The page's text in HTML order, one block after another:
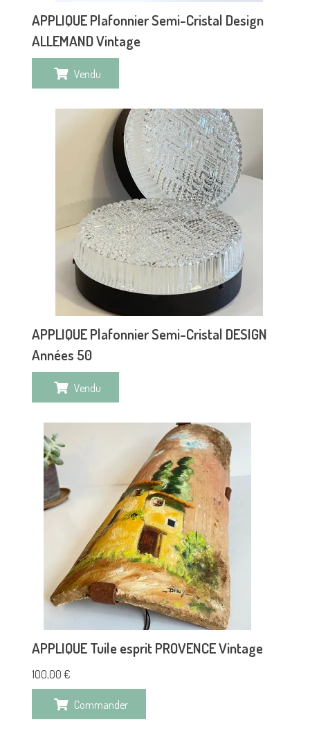
APPLIQUE Plafonnier Semi-Cristal Design
ALLEMAND Vintage
Vendu
APPLIQUE Plafonnier Semi-Cristal DESIGN
Années 50
Vendu
APPLIQUE Tuile esprit PROVENCE Vintage
100,00 €
Commander